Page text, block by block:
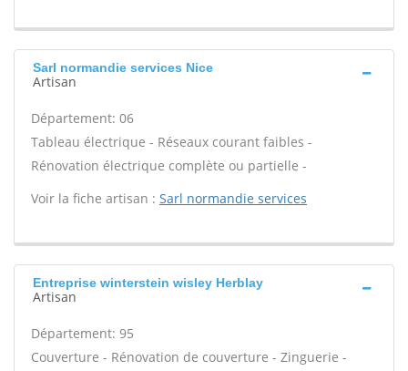
Sarl normandie services Nice
Artisan
Département: 06
Tableau électrique - Réseaux courant faibles -
Rénovation électrique complète ou partielle -
Voir la fiche artisan : Sarl normandie services
Entreprise winterstein wisley Herblay
Artisan
Département: 95
Couverture - Rénovation de couverture - Zinguerie -